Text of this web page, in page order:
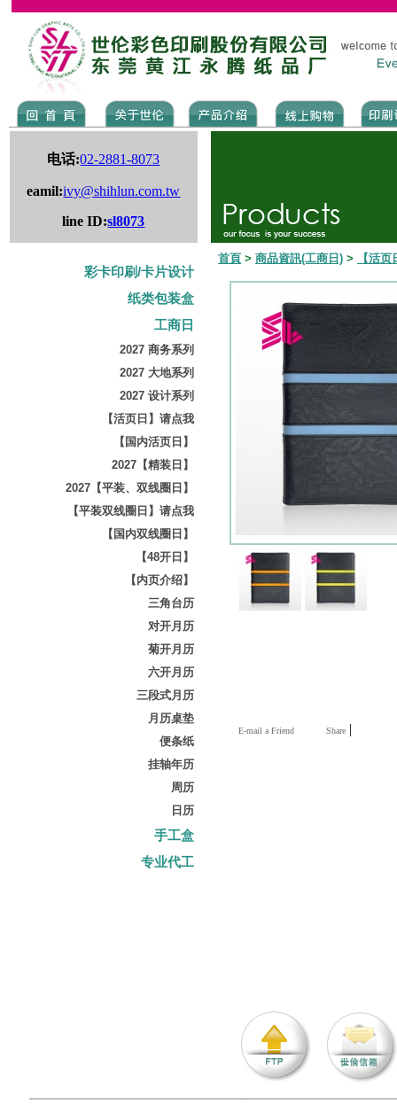
电话:02-2881-8073
eamil:ivy@shihlun.com.tw
line ID:sl8073
彩卡印刷/卡片设计
纸类包装盒
工商日
2027 商务系列
2027 大地系列
2027 设计系列
【活页日】请点我
【国内活页日】
2027【精装日】
2027【平装、双线圈日】
【平装双线圈日】请点我
【国内双线圈日】
【48开日】
【内页介绍】
三角台历
对开月历
菊开月历
六开月历
三段式月历
月历桌垫
便条纸
挂轴年历
周历
日历
手工盒
专业代工
首頁 > 商品資訊(工商日) > 【活
E-mail a Friend Share |